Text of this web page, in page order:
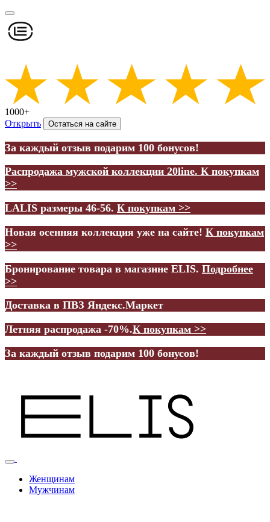
1000+
Открыть
Остаться на сайте
За каждый отзыв подарим 100 бонусов!
Распродажа мужской коллекции 20line. К покупкам
>>
LALIS размеры 46-56. К покупкам >>
Новая осенняя коллекция уже на сайте! К покупкам
>>
Бронирование товара в магазине ELIS. Подробнее
>>
Доставка в ПВЗ Яндекс.Маркет
Летняя распродажа -70%.К покупкам >>
За каждый отзыв подарим 100 бонусов!
Женщинам
Мужчинам